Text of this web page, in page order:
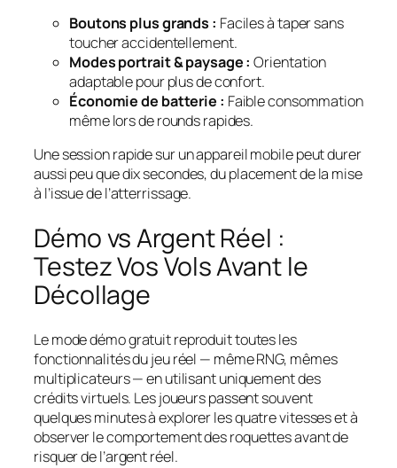
Boutons plus grands : Faciles à taper sans
toucher accidentellement.
Modes portrait & paysage : Orientation
adaptable pour plus de confort.
Économie de batterie : Faible consommation
même lors de rounds rapides.
Une session rapide sur un appareil mobile peut durer
aussi peu que dix secondes, du placement de la mise
à l’issue de l’atterrissage.
Démo vs Argent Réel :
Testez Vos Vols Avant le
Décollage
Le mode démo gratuit reproduit toutes les
fonctionnalités du jeu réel — même RNG, mêmes
multiplicateurs — en utilisant uniquement des
crédits virtuels. Les joueurs passent souvent
quelques minutes à explorer les quatre vitesses et à
observer le comportement des roquettes avant de
risquer de l’argent réel.